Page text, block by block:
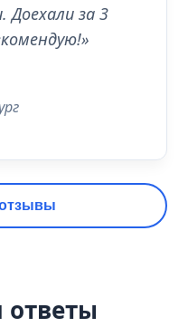
Доехали за 3
ответы